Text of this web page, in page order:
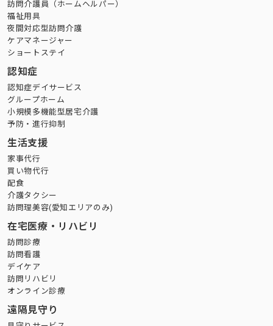
訪問介護員（ホームヘルパー）
福祉用具
夜間対応型訪問介護
ケアマネージャー
ショートステイ
認知症
認知症デイサービス
グループホーム
小規模多機能型居宅介護
予防・進行抑制
生活支援
家事代行
買い物代行
配食
介護タクシー
訪問理美容(愛知エリアのみ)
在宅医療・リハビリ
訪問診療
訪問看護
デイケア
訪問リハビリ
オンライン診療
遠隔見守り